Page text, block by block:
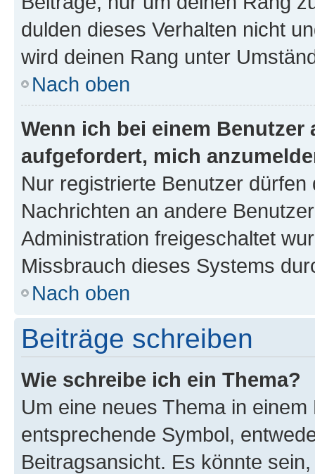
dulden dieses Verhalten nicht
wird deinen Rang unter
Nach oben
Wenn ich bei einem
aufgefordert, mich
Nur registrierte Benutzer
Nachrichten an andere
Administration freigeschaltet
Missbrauch dieses Systems
Nach oben
Beiträge schreiben
Wie schreibe ich ein Thema?
Um eine neues Thema in
entsprechende Symbol,
Beitragsansicht. Es könnte